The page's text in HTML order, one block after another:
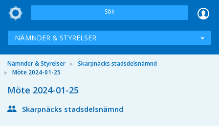
Sök
NÄMNDER & STYRELSER
Nämnder & Styrelser
Skarpnäcks stadsdelsnämnd
Möte 2024-01-25
Möte 2024-01-25
Skarpnäcks stadsdelsnämnd